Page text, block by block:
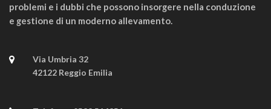
problemi e i dubbi che possono insorgere nella conduzione
e gestione di un moderno allevamento.
Via Umbria 32
42122 Reggio Emilia